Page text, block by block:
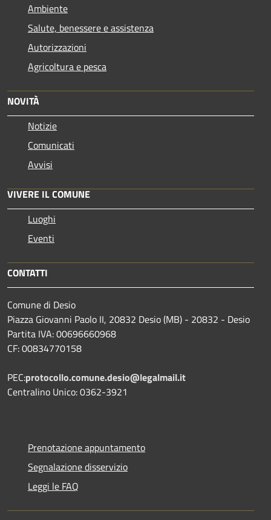
Ambiente
Salute, benessere e assistenza
Autorizzazioni
Agricoltura e pesca
NOVITÀ
Notizie
Comunicati
Avvisi
VIVERE IL COMUNE
Luoghi
Eventi
CONTATTI
Comune di Desio
Piazza Giovanni Paolo II, 20832 Desio (MB) - 20832 - Desio
Partita IVA: 00696660968
CF: 00834770158
PEC:protocollo.comune.desio@legalmail.it
Centralino Unico: 0362-3921
Prenotazione appuntamento
Segnalazione disservizio
Leggi le FAQ